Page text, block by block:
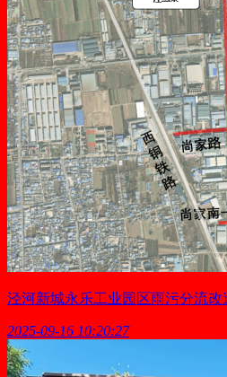
泾河新城永乐工业园区雨污分流
2025-09-16 10:20:27